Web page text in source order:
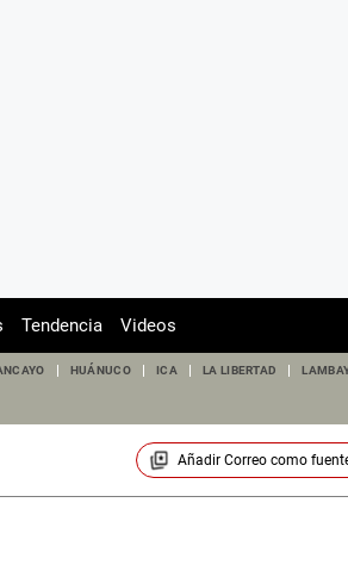
Tendencia Videos
HUÁNUCO ICA LA LIBERTAD
Añadir Correocomo